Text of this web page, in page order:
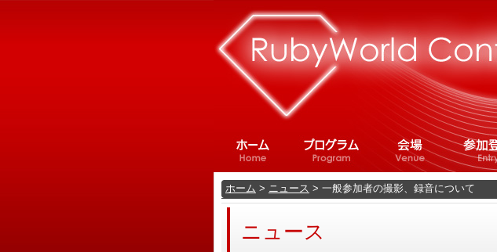
ホーム > ニュース > 一般参加者の撮影、録音について
ニュース